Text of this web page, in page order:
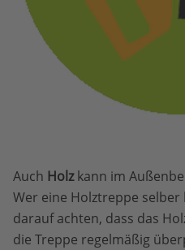
Auch Holzkann im
Wer eine Holztreppe
darauf achten, dass das
die Treppe regelmäßig